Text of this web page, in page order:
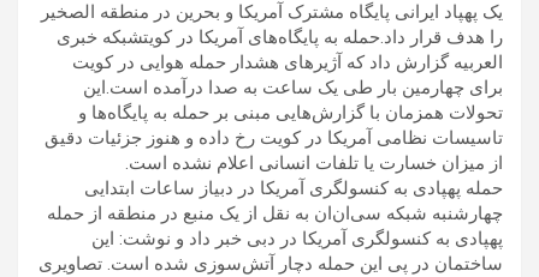
یک پهپاد ایرانی پایگاه مشترک آمریکا و بحرین در منطقه الصخیر
را هدف قرار داد.حمله به پایگاه‌های آمریکا در کویتشبکه خبری
العربیه گزارش داد که آژیرهای هشدار حمله هوایی در کویت
برای چهارمین بار طی یک ساعت به صدا درآمده است.این
تحولات همزمان با گزارش‌هایی مبنی بر حمله به پایگاه‌ها و
تاسیسات نظامی آمریکا در کویت رخ داده و هنوز جزئیات دقیق
از میزان خسارت یا تلفات انسانی اعلام نشده است.
حمله پهپادی به کنسولگری آمریکا در دبیاز ساعات ابتدایی
چهارشنبه شبکه سی‌ان‌ان به نقل از یک منبع در منطقه از حمله
پهپادی به کنسولگری آمریکا در دبی خبر داد و نوشت: این
ساختمان در پی این حمله دچار آتش‌سوزی شده است. تصاویری